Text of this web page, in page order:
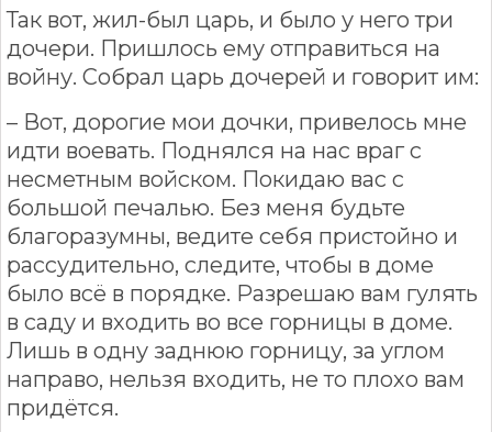
Так вот, жил-был царь, и было у него три
дочери. Пришлось ему отправиться на
войну. Собрал царь дочерей и говорит им:
– Вот, дорогие мои дочки, привелось мне
идти воевать. Поднялся на нас враг с
несметным войском. Покидаю вас с
большой печалью. Без меня будьте
благоразумны, ведите себя пристойно и
рассудительно, следите, чтобы в доме
было всё в порядке. Разрешаю вам гулять
в саду и входить во все горницы в доме.
Лишь в одну заднюю горницу, за углом
направо, нельзя входить, не то плохо вам
придётся.